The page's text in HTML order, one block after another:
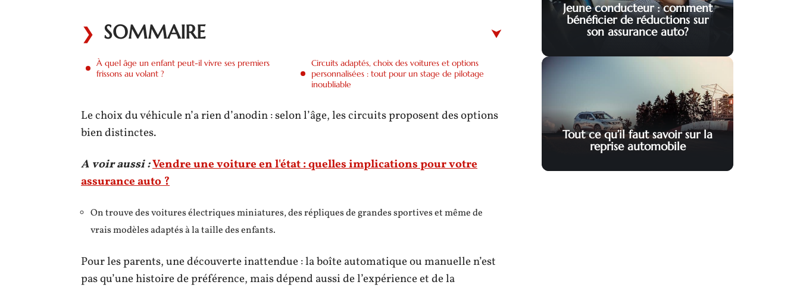
SOMMAIRE
À quel âge un enfant peut-il vivre ses premiers
frissons au volant ?
Circuits adaptés, choix des voitures et options
personnalisées : tout pour un stage de pilotage
inoubliable
Le choix du véhicule n’a rien d’anodin : selon l’âge, les circuits proposent des options
bien distinctes.
A voir aussi :Vendre une voiture en l'état : quelles implications pour votre
assurance auto ?
On trouve des voitures électriques miniatures, des répliques de grandes sportives et même de
vrais modèles adaptés à la taille des enfants.
Pour les parents, une découverte inattendue : la boîte automatique ou manuelle n’est
pas qu’une histoire de préférence, mais dépend aussi de l’expérience et de la
Jeune conducteur : comment
bénéficier de réductions sur
son assurance auto?
Tout ce qu’il faut savoir sur la
reprise automobile